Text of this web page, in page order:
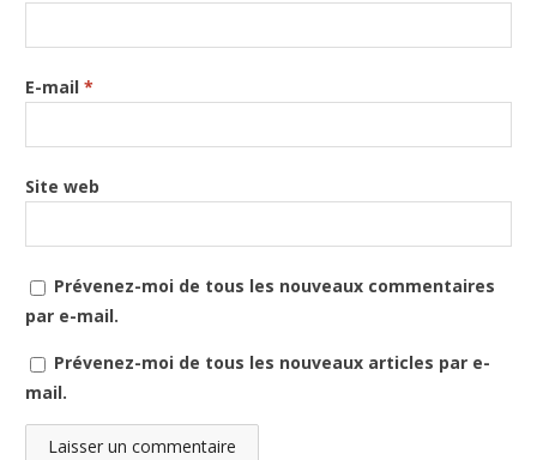
E-mail*
Site web
Prévenez-moi de tous les nouveaux commentaires
par e-mail.
Prévenez-moi de tous les nouveaux articles par e-
mail.